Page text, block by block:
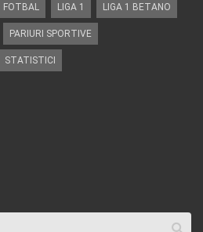
FOTBAL LIGA 1 LIGA 1 BETANO
PARIURI SPORTIVE
STATISTICI